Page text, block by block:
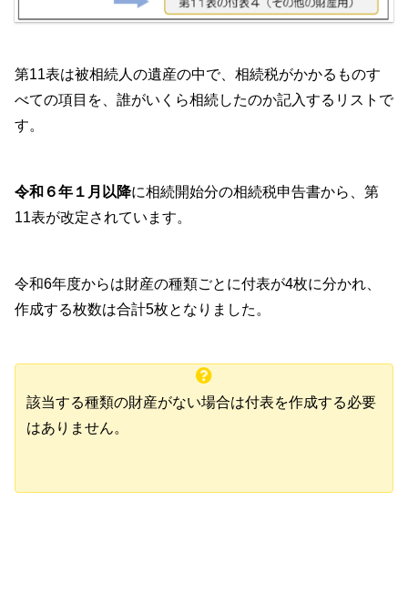
第11表は被相続人の遺産の中で、相続税がかかるものす
べての項目を、誰がいくら相続したのか記入するリストで
す。
令和６年１月以降に相続開始分の相続税申告書から、第
11表が改定されています。
令和6年度からは財産の種類ごとに付表が4枚に分かれ、
作成する枚数は合計5枚となりました。
該当する種類の財産がない場合は付表を作成する必要
はありません。